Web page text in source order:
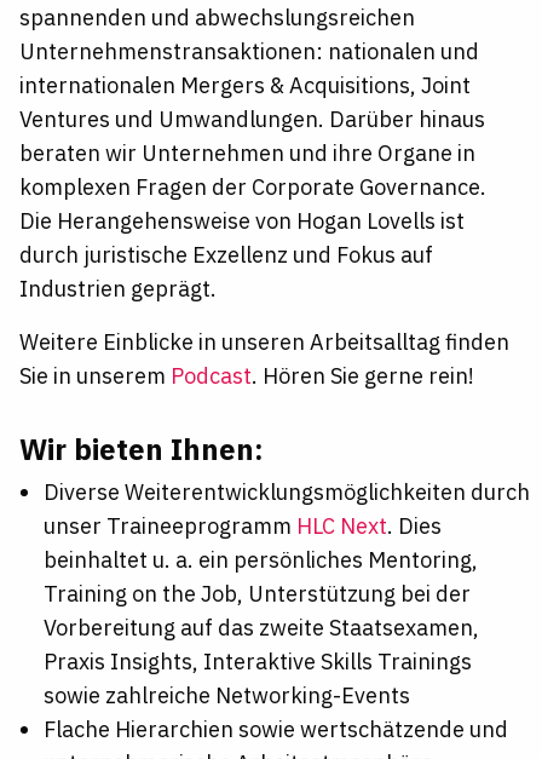
spannenden und abwechslungsreichen
Unternehmenstransaktionen: nationalen und
internationalen Mergers & Acquisitions, Joint
Ventures und Umwandlungen. Darüber hinaus
beraten wir Unternehmen und ihre Organe in
komplexen Fragen der Corporate Governance.
Die Herangehensweise von Hogan Lovells ist
durch juristische Exzellenz und Fokus auf
Industrien geprägt.
Weitere Einblicke in unseren Arbeitsalltag finden
Sie in unserem Podcast. Hören Sie gerne rein!
Wir bieten Ihnen:
Diverse Weiterentwicklungsmöglichkeiten durch
unser Traineeprogramm HLC Next. Dies
beinhaltet u. a. ein persönliches Mentoring,
Training on the Job, Unterstützung bei der
Vorbereitung auf das zweite Staatsexamen,
Praxis Insights, Interaktive Skills Trainings
sowie zahlreiche Networking-Events
Flache Hierarchien sowie wertschätzende und